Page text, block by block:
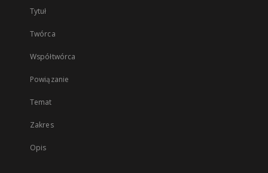
Tytuł
Twórca
Współtwórca
Powiązanie
Temat
Zakres
Opis